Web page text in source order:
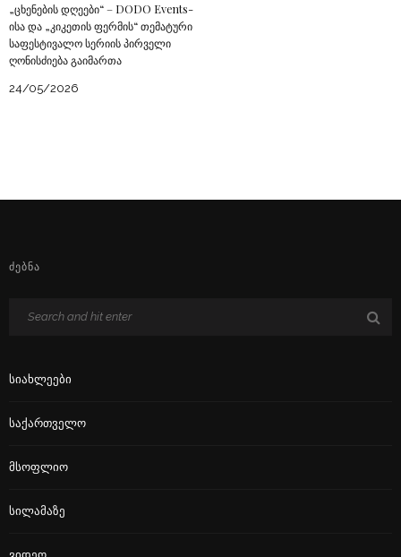
„ცხენების დღეები“ – DODO Events-
ისა და „კიკეთის ფერმის“ თემატური
საფესტივალო სერიის პირველი
ღონისძიება გაიმართა
24/05/2026
ᲫᲔᲑᲜᲐ
Სიახლეები
Საქართველო
Მსოფლიო
Სილამაზე